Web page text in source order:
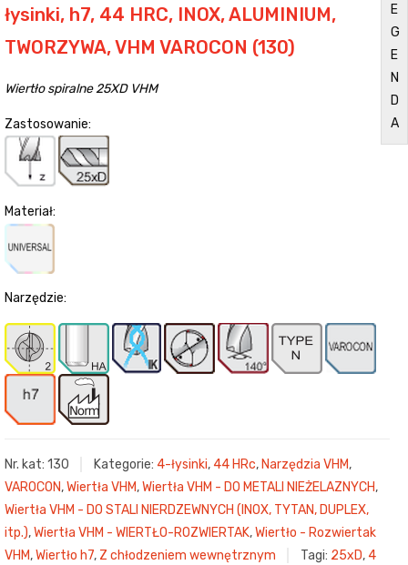
łysinki, h7, 44 HRC, INOX, ALUMINIUM,
TWORZYWA, VHM VAROCON (130)
Wiertło spiralne 25XD VHM
Zastosowanie:
Materiał:
Narzędzie:
Nr. kat: 130 Kategorie: 4-łysinki, 44 HRc, Narzędzia VHM,
VAROCON,Wiertła VHM,Wiertła VHM - DO METALI NIEŻELAZNYCH,
Wiertła VHM - DO STALI NIERDZEWNYCH (INOX, TYTAN, DUPLEX,
itp.),Wiertła VHM - WIERTŁO-ROZWIERTAK,Wiertło - Rozwiertak
VHM,Wiertło h7, Z chłodzeniem wewnętrznym Tagi: 25xD, 4
E
G
E
N
D
A